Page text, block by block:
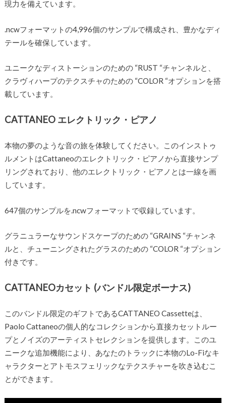
現力を備えています。
.ncwフォーマットの4,996個のサンプルで構成され、豊かなディ
テールを確保しています。
ユニークなディストーションのための “RUST “チャンネルと、
クラヴィハープのテクスチャのための “COLOR “オプションを搭
載しています。
CATTANEO エレクトリック・ピアノ
本物の夢のような音の旅を体験してください。このインストゥ
ルメントはCattaneoのエレクトリック・ピアノから直接サンプ
リングされており、他のエレクトリック・ピアノとは一線を画
しています。
647個のサンプルを.ncwフォーマットで収録しています。
グラニュラーなサウンドスケープのための “GRAINS “チャンネ
ルと、チューニングされたグラスのための “COLOR “オプション
付きです。
CATTANEOカセット (バンドル限定ボーナス)
このバンドル限定のギフトであるCATTANEO Cassetteは、
Paolo Cattaneoの個人的なコレクションから直接カセットルー
プとノイズのアーティストセレクションを提供します。このユ
ニークな追加機能により、あなたのトラックに本物のLo-Fiなキ
ャラクターとアトモスフェリックなテクスチャーを吹き込むこ
とができます。